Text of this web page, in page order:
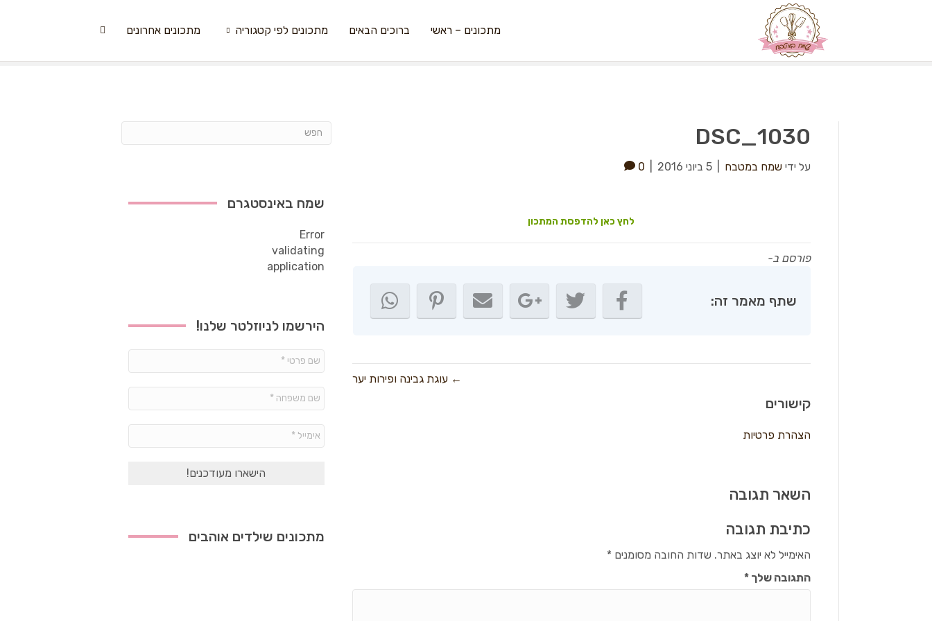
מתכונים – ראשי ברוכים הבאים מתכונים לפי קטגוריה מתכונים אחרונים
DSC_1030
על ידי שמח במטבח 5 ביוני 2016 0
לחץ כאן להדפסת המתכון
פורסם ב-
שתף מאמר זה:
← עוגת גבינה ופירות יער
קישורים
הצהרת פרטיות
השאר תגובה
כתיבת תגובה
האימייל לא יוצג באתר. שדות החובה מסומנים*
התגובה שלך*
שמח באינסטגרם
Error
validating
application
הירשמו לניוזלטר שלנו!
פרטי
משפחה
*
מתכונים שילדים אוהבים